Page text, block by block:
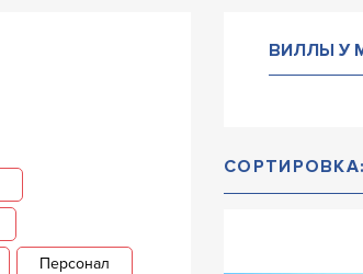
Персонал
ВИЛЛЫ У
СОРТИРОВКА: